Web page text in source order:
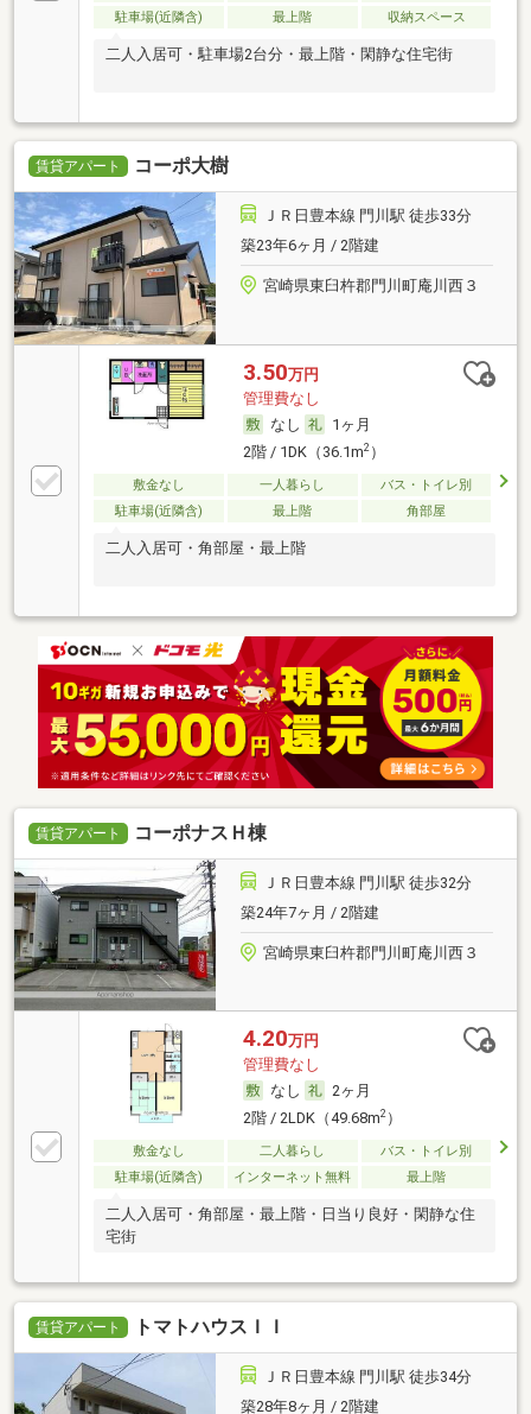
駐車場(近隣含)
最上階 収納スペース
二人入居可・駐車場2台分・最上階・閑静な住宅街
賃貸アパート コーポ大樹
ＪＲ日豊本線 門川駅 徒歩33分
築23年6ヶ月 / 2階建
宮崎県東臼杵郡門川町庵川西３
3.50万円
管理費なし
なし
1ヶ月
2階 / 1DK（36.1m2）
敷金なし 一人暮らし
バス・トイレ別
駐車場(近隣含)
最上階 角部屋
二人入居可・角部屋・最上階
賃貸アパート コーポナスＨ棟
ＪＲ日豊本線 門川駅 徒歩32分
築24年7ヶ月 / 2階建
宮崎県東臼杵郡門川町庵川西３
4.20万円
管理費なし
なし
2ヶ月
2階 / 2LDK（49.68m2）
敷金なし 二人暮らし
バス・トイレ別
駐車場(近隣含)
インターネット無料 最上階
二人入居可・角部屋・最上階・日当り良好・閑静な住
宅街
賃貸アパート トマトハウスＩＩ
ＪＲ日豊本線 門川駅 徒歩34分
築28年8ヶ月 / 2階建